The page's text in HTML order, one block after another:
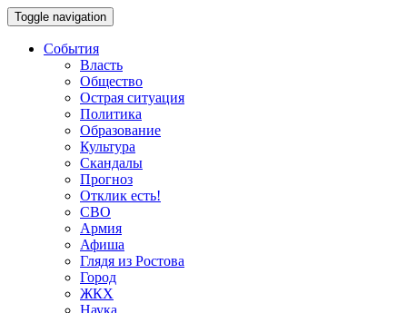
Toggle navigation
События
Власть
Общество
Острая ситуация
Политика
Образование
Культура
Скандалы
Прогноз
Отклик есть!
СВО
Армия
Афиша
Глядя из Ростова
Город
ЖКХ
Наука